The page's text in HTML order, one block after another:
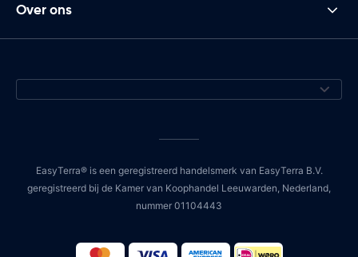
Over ons
EasyTerra® is een geregistreerd handelsmerk van EasyTerra B.V.
geregistreerd bij de Kamer van Koophandel Leeuwarden, Nederland,
nummer 01104443